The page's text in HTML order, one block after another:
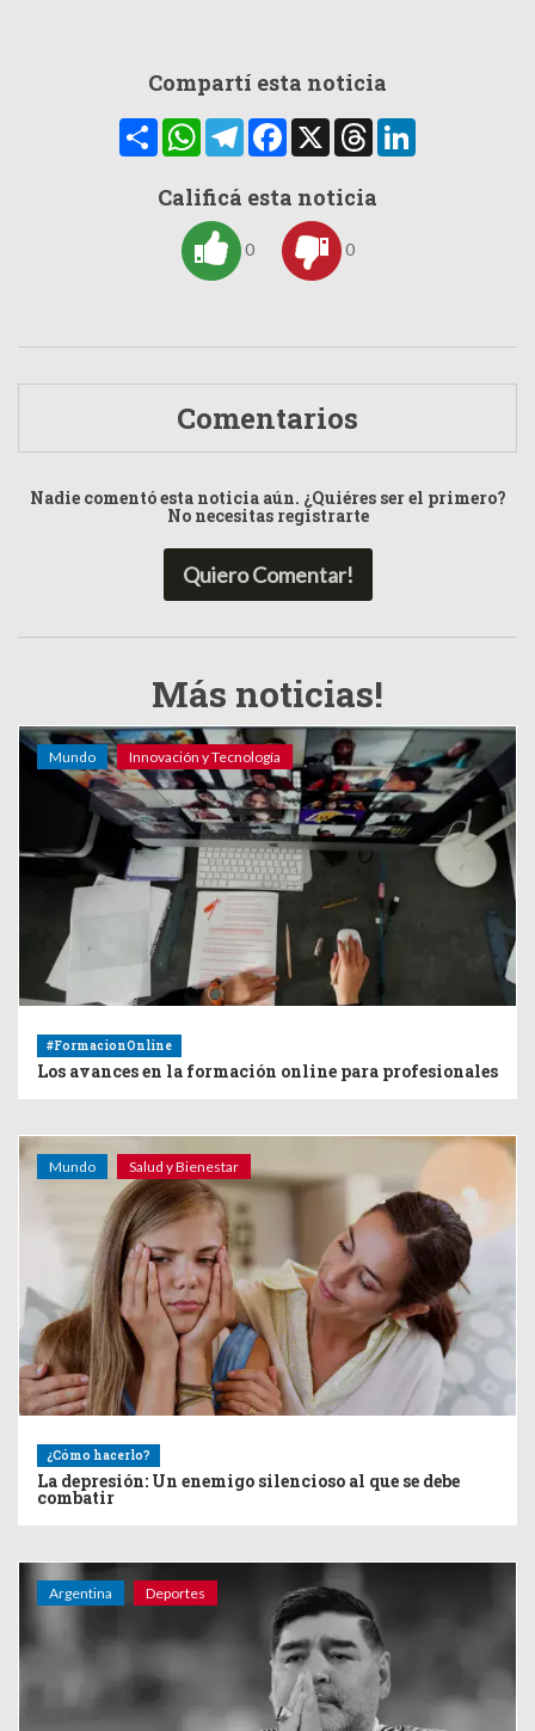
Compartí esta noticia
CompartirWhatsAppTelegramFacebook
X Threads
Calificá esta noticia
0 0
Comentarios
Nadie comentó esta noticia aún. ¿Quiéres ser el primero?
No necesitas registrarte
Quiero Comentar!
Más noticias!
Mundo Innovación y Tecnología
#FormacionOnline
Los avances en la formación online para profesionales
Mundo Salud y Bienestar
¿Cómo hacerlo?
La depresión: Un enemigo silencioso al que se debe
combatir
Argentina Deportes